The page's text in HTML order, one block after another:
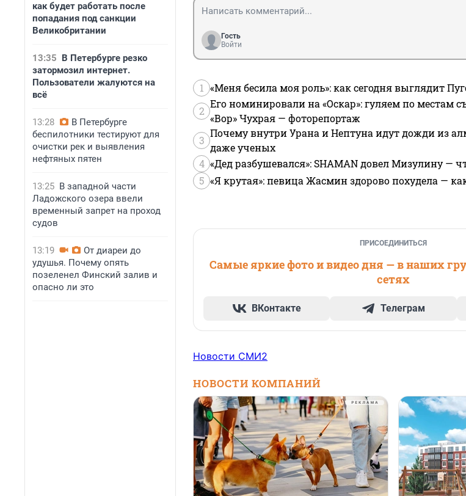
как будет работать после
попадания под санкции
Великобритании
13:35 В Петербурге резко
затормозил интернет.
Пользователи жалуются на
всё
13:28
В Петербурге
беспилотники тестируют для
очистки рек и выявления
нефтяных пятен
13:25 В западной части
Ладожского озера ввели
временный запрет на проход
судов
13:19
От диареи до
удушья. Почему опять
позеленел Финский залив и
опасно ли это
Гость
Войти
1 «Меня бесила моя роль»: как сегодня выглядит
2
Его номинировали на «Оскар»: гуляем по местам
«Вор» Чухрая — фоторепортаж
3
Почему внутри Урана и Нептуна идут дожди из
даже ученых
4 «Дед разбушевался»: SHAMAN довел Мизулину —
5 «Я крутая»: певица Жасмин здорово похудела —
ПРИСОЕДИНИТЬСЯ
Самые яркие фото и видео дня — в наших
сетях
ВКонтакте Телеграм
Новости СМИ2
НОВОСТИ КОМПАНИЙ